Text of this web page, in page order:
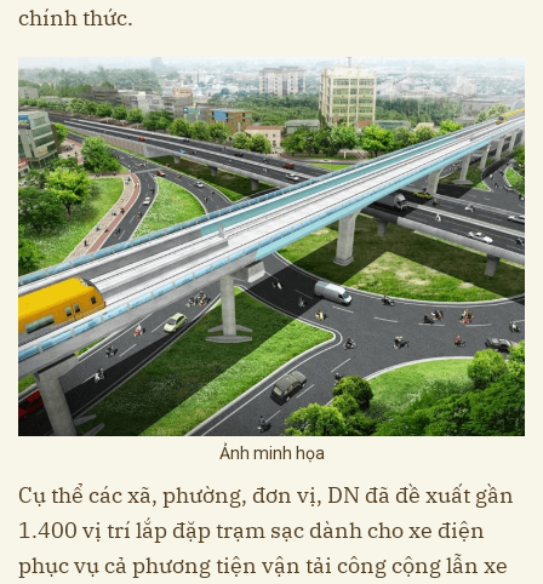
chính thức.
Ảnh minh họa
Cụ thể các xã, phường, đơn vị, DN đã đề xuất gần
1.400 vị trí lắp đặp trạm sạc dành cho xe điện
phục vụ cả phương tiện vận tải công cộng lẫn xe